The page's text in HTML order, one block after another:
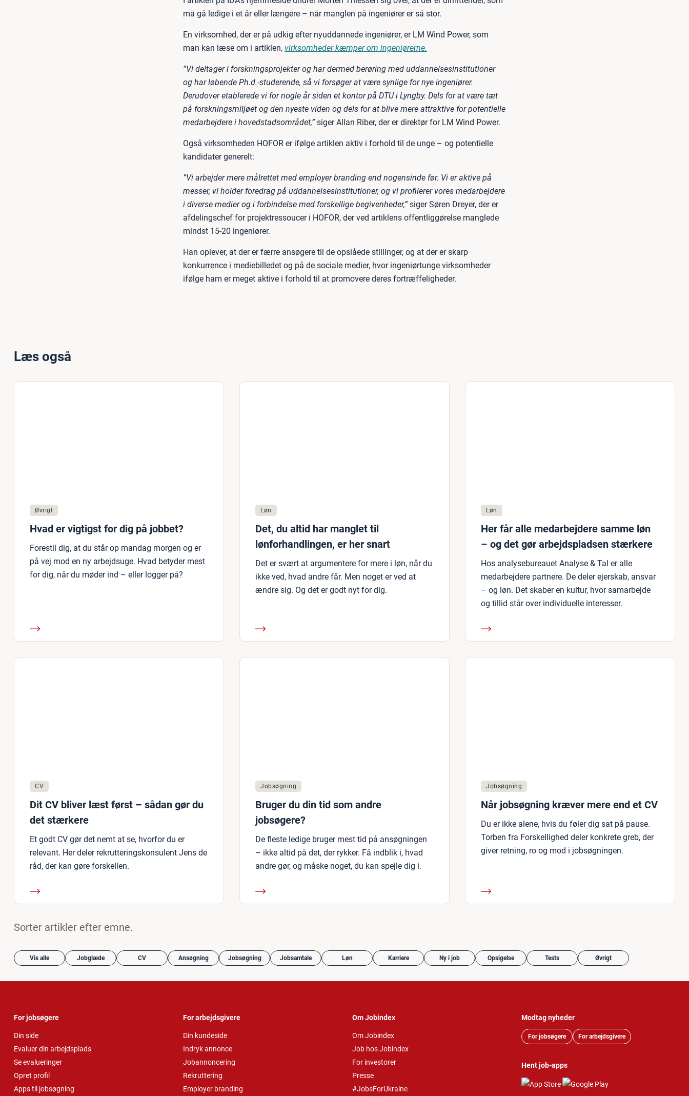
må gå ledige i et år eller længere – når manglen på ingeniører er så stor.
En virksomhed, der er på udkig efter nyuddannede ingeniører, er LM Wind Power, som
man kan læse om i artiklen, virksomheder kæmper om ingeniørerne.
”Vi deltager i forskningsprojekter og har dermed berøring med uddannelsesinstitutioner
og har løbende Ph.d.-studerende, så vi forsøger at være synlige for nye ingeniører.
Derudover etablerede vi for nogle år siden et kontor på DTU i Lyngby. Dels for at være tæt
på forskningsmiljøet og den nyeste viden og dels for at blive mere attraktive for potentielle
medarbejdere i hovedstadsområdet,” siger Allan Riber, der er direktør for LM Wind Power.
Også virksomheden HOFOR er ifølge artiklen aktiv i forhold til de unge – og potentielle
kandidater generelt:
”Vi arbejder mere målrettet med employer branding end nogensinde før. Vi er aktive på
messer, vi holder foredrag på uddannelsesinstitutioner, og vi profilerer vores medarbejdere
i diverse medier og i forbindelse med forskellige begivenheder,” siger Søren Dreyer, der er
afdelingschef for projektressoucer i HOFOR, der ved artiklens offentliggørelse manglede
mindst 15-20 ingeniører.
Han oplever, at der er færre ansøgere til de opslåede stillinger, og at der er skarp
konkurrence i mediebilledet og på de sociale medier, hvor ingeniørtunge virksomheder
ifølge ham er meget aktive i forhold til at promovere deres fortræffeligheder.
Læs også
Øvrigt
Hvad er vigtigst for dig på jobbet?
Forestil dig, at du står op mandag morgen og er
på vej mod en ny arbejdsuge. Hvad betyder mest
for dig, når du møder ind – eller logger på?
Løn
Det, du altid har manglet til
lønforhandlingen, er her snart
Det er svært at argumentere for mere i løn, når du
ikke ved, hvad andre får. Men noget er ved at
ændre sig. Og det er godt nyt for dig.
Løn
Her får alle medarbejdere samme løn
– og det gør arbejdspladsen stærkere
Hos analysebureauet Analyse & Tal er alle
medarbejdere partnere. De deler ejerskab, ansvar
– og løn. Det skaber en kultur, hvor samarbejde
og tillid står over individuelle interesser.
CV
Dit CV bliver læst først – sådan gør du
det stærkere
Et godt CV gør det nemt at se, hvorfor du er
relevant. Her deler rekrutteringskonsulent Jens de
råd, der kan gøre forskellen.
Jobsøgning
Bruger du din tid som andre
jobsøgere?
De fleste ledige bruger mest tid på ansøgningen
– ikke altid på det, der rykker. Få indblik i, hvad
andre gør, og måske noget, du kan spejle dig i.
Jobsøgning
Når jobsøgning kræver mere end et CV
Du er ikke alene, hvis du føler dig sat på pause.
Torben fra Forskellighed deler konkrete greb, der
giver retning, ro og mod i jobsøgningen.
Sorter artikler efter emne.
Vis alle Jobglæde CV Ansøgning Jobsøgning Jobsamtale Løn Karriere Ny i job Opsigelse Tests Øvrigt
For jobsøgere
Din side
Evaluer din arbejdsplads
Se evalueringer
Opret profil
Apps til jobsøgning
For arbejdsgivere
Din kundeside
Indryk annonce
Jobannoncering
Rekruttering
Employer branding
Om Jobindex
Om Jobindex
Job hos Jobindex
For investorer
Presse
#JobsForUkraine
Modtag nyheder
For jobsøgere For arbejdsgivere
Hent job-apps